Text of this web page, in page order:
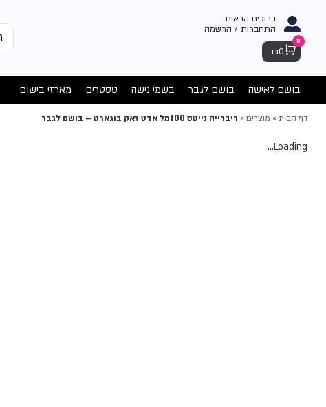
ברוכים הבאים
התחברות / הרשמה
Cart
0
₪0
בושם לאישה בושם לגבר בשמי נישה טסטרים מארזי בישום
דף הבית» מוצרים» ריברייה נייטס 100מל אדט זאק בוגארט – בושם לגבר
Loading...